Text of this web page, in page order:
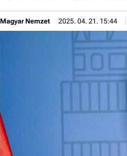
Magyar Nemzet 2025. 04. 21. 15:44